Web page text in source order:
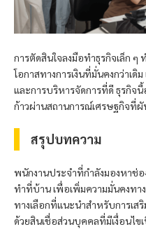
การตัดสินใจลงมือทำธุรกิจเล็ก ๆ
โอกาสทางการเงินที่มั่นคงกว่าเดิ
และการบริหารจัดการที่ดี ธุรกิจ
ก้าวผ่านสถานการณ์เศรษฐกิจที่
สรุปบทความ
พนักงานประจำที่กำลังมองหาช่อ
ทำที่บ้าน เพื่อเพิ่มความมั่นคงทาง
ทางเลือกที่แนะนำสำหรับการเส
ด้วยสินเชื่อส่วนบุคคลที่มีเงื่อนไข